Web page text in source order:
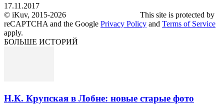
17.11.2017
© iKuv, 2015-2026 This site is protected by
reCAPTCHA and the Google Privacy Policy and Terms of Service
apply.
БОЛЬШЕ ИСТОРИЙ
Н.К. Крупская в Лобне: новые старые фото